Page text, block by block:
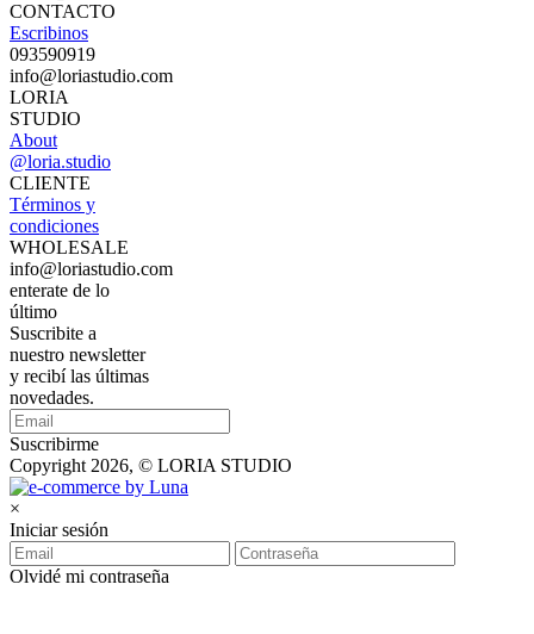
CONTACTO
Escribinos
093590919
info@loriastudio.com
LORIA
STUDIO
About
@loria.studio
CLIENTE
Términos y
condiciones
WHOLESALE
info@loriastudio.com
enterate de lo
último
Suscribite a
nuestro newsletter
y recibí las últimas
novedades.
Suscribirme
Copyright 2026, © LORIA STUDIO
×
Iniciar sesión
Olvidé mi contraseña